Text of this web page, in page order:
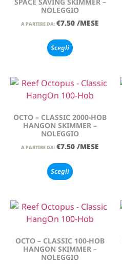
NOLEGGIO
A PARTIRE DA: €7.50 /MESE
Scegli
OCTO – CLASSIC 2000-HOB
HANGON SKIMMER –
NOLEGGIO
A PARTIRE DA: €7.50 /MESE
Scegli
OCTO – CLASSIC 100-HOB
HANGON SKIMMER –
NOLEGGIO